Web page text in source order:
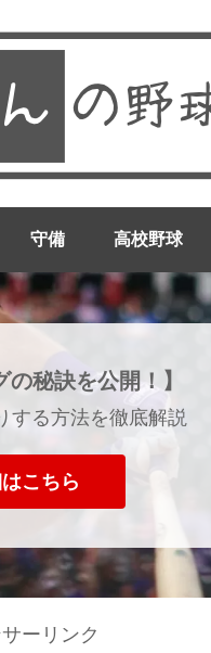
守備 高校野球
の秘訣を公開！】
する方法を徹底解説
こちら
ーリンク